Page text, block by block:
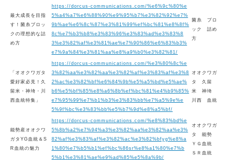
最大成長を目指
す！菌糸ブロッ
クの理想的な詰
め方
https://dorcus-communications.com/%e6%9c%80%e
5%a4%a7%e6%88%90%e9%95%b7%e3%82%92%e7%
9b%ae%e6%8c%87%e3%81%99%ef%bc%81%e8%8f%
8c%e7%b3%b8%e3%83%96%e3%83%ad%e3%83%8
3%e3%82%af%e3%81%ae%e7%90%86%e6%83%b3%
e7%9a%84%e3%81%aa%e8%a9%b0%e3%82%81/
菌糸 ブロ
ック 詰め
方
「オオクワガタ
愛好家必見！久
留米・神埼・川
西血統特集」
https://dorcus-communications.com/%e3%80%8c%e
3%82%aa%e3%82%aa%e3%82%af%e3%83%af%e3%8
2%ac%e3%82%bf%e6%84%9b%e5%a5%bd%e5%ae%
b6%e5%bf%85%e8%a6%8b%ef%bc%81%e4%b9%85%
e7%95%99%e7%b1%b3%e3%83%bb%e7%a5%9e%e
5%9f%bc%e3%83%bb%e5%b7%9d%e8%a5%bf/
オオクワガ
タ 久留
米 神埼
川西 血統
能勢産オオクワ
ガタYG血統＆S
R血統の魅力
https://dorcus-communications.com/%e8%83%bd%e
5%8b%a2%e7%94%a3%e3%82%aa%e3%82%aa%e3%
82%af%e3%83%af%e3%82%ac%e3%82%bfyg%e8%a
1%80%e7%b5%b1%ef%bc%86sr%e8%a1%80%e7%b
5%b1%e3%81%ae%e9%ad%85%e5%8a%9b/
オオクワガ
タ 能勢
ＹＧ血統
ＳＲ血統